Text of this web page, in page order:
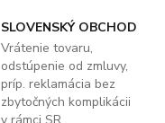
SLOVENSKÝ OBCHOD
Vrátenie tovaru,
odstúpenie od zmluvy,
príp. reklamácia bez
zbytočných komplikácii